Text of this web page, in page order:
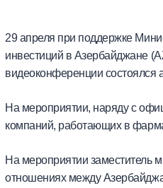
29 апреля при поддержке
инвестиций в Азербайджане
видеоконференции состоялся
На мероприятии, наряду с
компаний, работающих в
На мероприятии заместитель
отношениях между